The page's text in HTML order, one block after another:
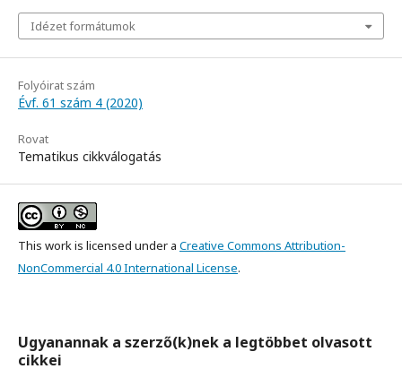
Idézet formátumok
Folyóirat szám
Évf. 61 szám 4 (2020)
Rovat
Tematikus cikkválogatás
This work is licensed under a Creative Commons Attribution-
NonCommercial 4.0 International License.
Ugyanannak a szerző(k)nek a legtöbbet olvasott
cikkei